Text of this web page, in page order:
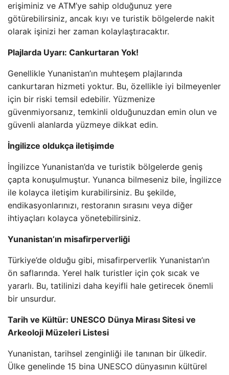
erişiminiz ve ATM’ye sahip olduğunuz yere
götürebilirsiniz, ancak kıyı ve turistik bölgelerde nakit
olarak işinizi her zaman kolaylaştıracaktır.
Plajlarda Uyarı: Cankurtaran Yok!
Genellikle Yunanistan’ın muhteşem plajlarında
cankurtaran hizmeti yoktur. Bu, özellikle iyi bilmeyenler
için bir riski temsil edebilir. Yüzmenize
güvenmiyorsanız, temkinli olduğunuzdan emin olun ve
güvenli alanlarda yüzmeye dikkat edin.
İngilizce oldukça iletişimde
İngilizce Yunanistan’da ve turistik bölgelerde geniş
çapta konuşulmuştur. Yunanca bilmeseniz bile, İngilizce
ile kolayca iletişim kurabilirsiniz. Bu şekilde,
endikasyonlarınızı, restoranın sırasını veya diğer
ihtiyaçları kolayca yönetebilirsiniz.
Yunanistan’ın misafirperverliği
Türkiye’de olduğu gibi, misafirperverlik Yunanistan’ın
ön saflarında. Yerel halk turistler için çok sıcak ve
yararlı. Bu, tatilinizi daha keyifli hale getirecek önemli
bir unsurdur.
Tarih ve Kültür: UNESCO Dünya Mirası Sitesi ve
Arkeoloji Müzeleri Listesi
Yunanistan, tarihsel zenginliği ile tanınan bir ülkedir.
Ülke genelinde 15 bina UNESCO dünyasının kültürel